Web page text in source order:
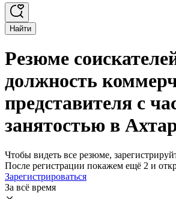
Найти
Резюме
должность
представителя с
занятостью в
Чтобы видеть все резюме,
После регистрации покажем ещё 2 и
Зарегистрироваться
За всё время